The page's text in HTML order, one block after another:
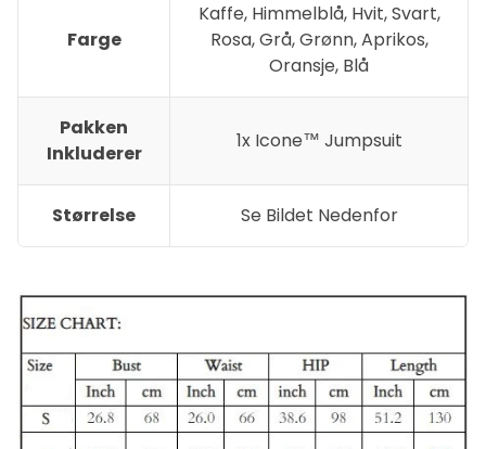
Farge
Kaffe, Himmelblå, Hvit, Svart,
Rosa, Grå, Grønn, Aprikos,
Oransje, Blå
Pakken
Inkluderer
1x Icone™ Jumpsuit
Størrelse Se Bildet Nedenfor